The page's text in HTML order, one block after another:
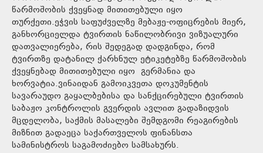
წარმოშობის ქვეყნად მითითებული იყო
თურქეთი.ეჭვის საფუძველზე მებაჟე-ოფიცრების მიერ,
განხორციელდა ტვირთის ნაწილობრივი ვიზუალური
დათვალიერება, რის შედეგად დადგინდა, რომ
ტვირთზე დატანილ ქარხნულ ეტიკეტებზე წარმოშობის
ქვეყნებად მითითებული იყო გერმანია და
ხორვატია.ვინაიდან გამოიკვეთა დოკუმენტის
სავარაუდო გაყალბებისა და სანქცირებული ტვირთის
საბაჟო კონტროლის გვერდის ავლით გადაზიდვის
მცდელობა, საქმის მასალები შემდგომი რეაგირების
მიზნით გადაეცა საქართველოს ფინანსთა
სამინისტროს საგამოძიებო სამსახურს.